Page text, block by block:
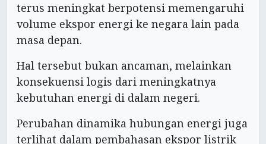
terus meningkat berpotensi memengaruhi
volume ekspor energi ke negara lain pada
masa depan.
Hal tersebut bukan ancaman, melainkan
konsekuensi logis dari meningkatnya
kebutuhan energi di dalam negeri.
Perubahan dinamika hubungan energi juga
terlihat dalam pembahasan ekspor listrik